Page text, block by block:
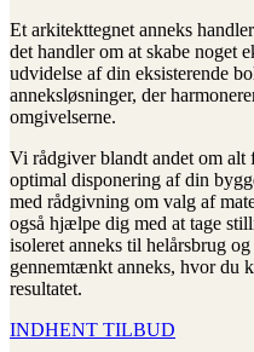
Et arkitekttegnet anneks
det handler om at skabe noget
udvidelse af din eksisterende
anneksløsninger, der
omgivelserne.
Vi rådgiver blandt andet om alt
optimal disponering af din
med rådgivning om valg af
også hjælpe dig med at tage
isoleret anneks til helårsbrug
gennemtænkt anneks, hvor du
resultatet.
INDHENT TILBUD